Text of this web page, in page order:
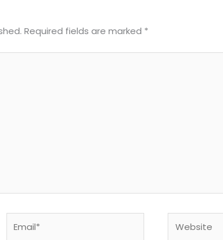
Required fields are marked *